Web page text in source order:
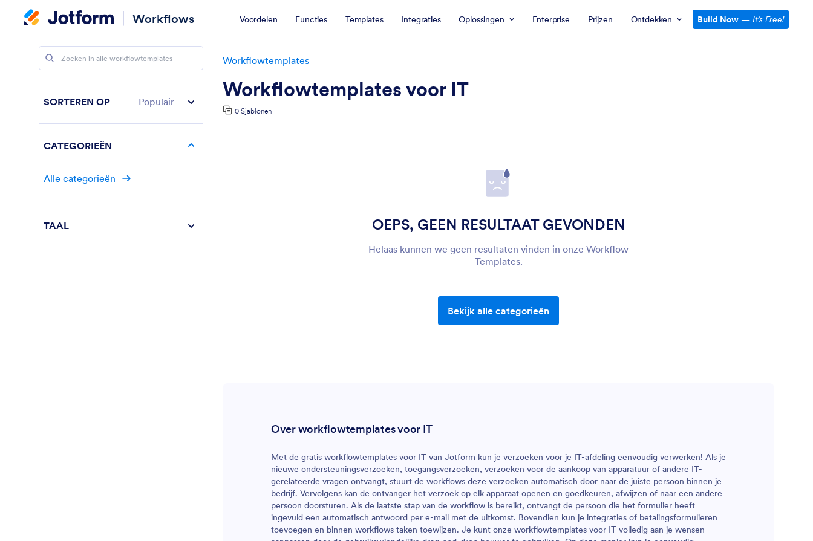
Workflows Voordelen Functies Templates Integraties Oplossingen Enterprise Prijzen Ontdekken Build Now — It’s Free!
Workflowtemplates
Workflowtemplates voor IT
0 Sjablonen
OEPS, GEEN RESULTAAT GEVONDEN
Helaas kunnen we geen resultaten vinden in onze Workflow
Templates.
Bekijk alle categorieën
Over workflowtemplates voor IT
Met de gratis workflowtemplates voor IT van Jotform kun je verzoeken voor je IT-afdeling eenvoudig verwerken! Als je
nieuwe ondersteuningsverzoeken, toegangsverzoeken, verzoeken voor de aankoop van apparatuur of andere IT-
gerelateerde vragen ontvangt, stuurt de workflows deze verzoeken automatisch door naar de juiste persoon binnen je
bedrijf. Vervolgens kan de ontvanger het verzoek op elk apparaat openen en goedkeuren, afwijzen of naar een andere
persoon doorsturen. Als de laatste stap van de workflow is bereikt, ontvangt de persoon die het formulier heeft
ingevuld een automatisch antwoord per e-mail met de uitkomst. Bovendien kun je integraties of betalingsformulieren
toevoegen en binnen workflows taken toewijzen. Je kunt onze workflowtemplates voor IT volledig aan je wensen
SORTEREN OP Populair
CATEGORIEËN
Alle categorieën
TAAL